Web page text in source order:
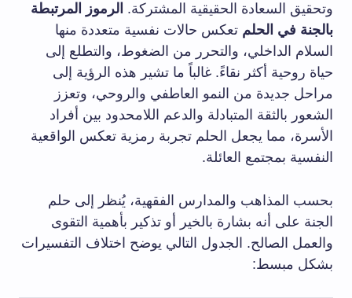
وتحقيق السعادة الحقيقية المشتركة. الرموز المرتبطة
بالجنة في الحلم تعكس حالات نفسية متعددة منها
السلام الداخلي، والتحرر من الضغوط، والتطلع إلى
حياة روحية أكثر نقاءً. غالباً ما تشير هذه الرؤية إلى
مراحل جديدة من النمو العاطفي والروحي، وتعزز
الشعور بالثقة المتبادلة والدعم اللامحدود بين أفراد
الأسرة، مما يجعل الحلم تجربة رمزية تعكس الواقعية
النفسية بمجتمع العائلة.
بحسب المذاهب والمدارس الفقهية، يُنظر إلى حلم
الجنة على أنه بشارة بالخير أو تذكير بأهمية التقوى
والعمل الصالح. الجدول التالي يوضح اختلاف التفسيرات
بشكل مبسط: